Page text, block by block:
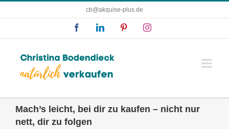
cb@akquise-plus.de
FacebookLinkedIn PinterestInstagram
Mach’s leicht, bei dir zu kaufen – nicht nur
nett, dir zu folgen